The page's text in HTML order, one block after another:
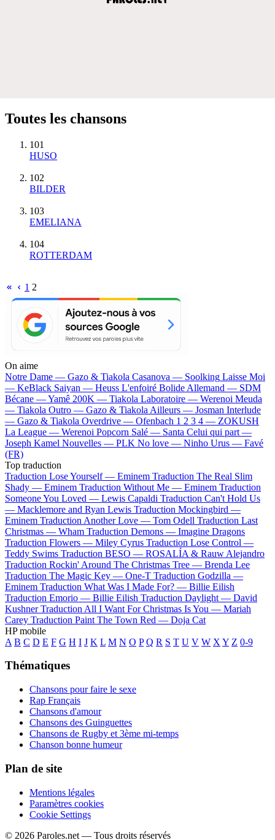
Toutes les chansons
101
HUSO
102
BILDER
103
EMELIANA
104
ROTTERDAM
1 2
On aime
Notre Dame — Gazo & Tiakola Casanova — Soolking Laisse Moi
— KeBlack Saiyan — Heuss L'enfoiré Bolide Allemand — SDM
Bécane —Yamê 200K — Tiakola Laboratoire — Werenoi Meuda
— Tiakola Outro — Gazo & Tiakola Ailleurs — Josman Interlude
— Gazo & Tiakola Overdrive — Ofenbach 1 2 3 4 — ZOKUSH
La League — Werenoi Popcorn Salé — Santa Celui qui part —
Joseph Kamel Nouvelles — PLK No love — Ninho Urus — Favé
(FR)
Top traduction
Traduction Lose Yourself — Eminem Traduction The Real Slim
Shady — Eminem Traduction Without Me — Eminem Traduction
Someone You Loved — Lewis Capaldi Traduction Can't Hold Us
— Macklemore and Ryan Lewis Traduction Mockingbird —
Eminem Traduction Another Love — Tom Odell Traduction Last
Christmas — Wham Traduction Demons — Imagine Dragons
Traduction Flowers — Miley Cyrus Traduction Lose Control —
Teddy Swims Traduction BESO — ROSALÍA & Rauw Alejandro
Traduction Rockin' Around The Christmas Tree — Brenda Lee
Traduction The Magic Key — One-T Traduction Godzilla —
Eminem Traduction What Was I Made For? — Billie Eilish
Traduction Emorio — Billie Eilish Traduction Daylight — David
Kushner Traduction All I Want For Christmas Is You — Mariah
Carey Traduction Paint The Town Red — Doja Cat
HP mobile
A B C D E F G H I J K L M N O P Q R S T U V W X Y Z 0-9
Thématiques
Chansons pour faire le sexe
Rap Français
Chansons d'amour
Chansons des Guinguettes
Chansons de Rugby et 3ème mi-temps
Chanson bonne humeur
Plan de site
Mentions légales
Paramètres cookies
Cookie Settings
© 2026 Paroles.net — Tous droits réservés